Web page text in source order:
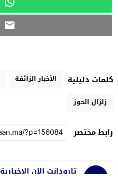
كلمات دليلية الأخبار الزائفة
زلزال الحوز
رابط مختصر
تارودانت الآن الإخبارية